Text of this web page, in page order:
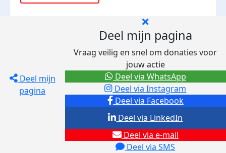
Deel mijn
pagina
Deel mijn pagina
Vraag veilig en snel om donaties voor
jouw actie
Deel via Facebook
Deel via Instagram
Deel via e-mail
Deel via SMS
Deel via LinkedIn
Deel via WhatsApp